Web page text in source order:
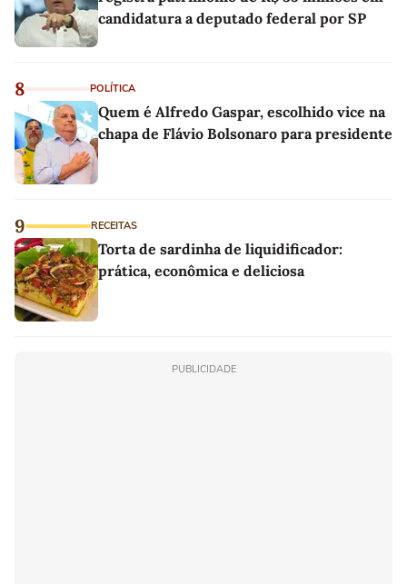
candidatura a deputado federal por SP
8 POLÍTICA
Quem é Alfredo Gaspar, escolhido vice na
chapa de Flávio Bolsonaro para presidente
9 RECEITAS
Torta de sardinha de liquidificador:
prática, econômica e deliciosa
PUBLICIDADE